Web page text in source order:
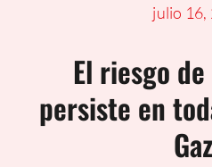
julio 16,
El riesgo
persiste en